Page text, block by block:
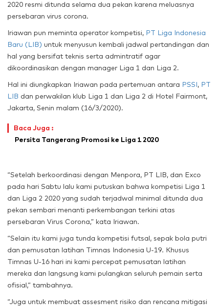
2020 resmi ditunda selama dua pekan karena meluasnya
persebaran virus corona.
Iriawan pun meminta operator kompetisi, PT Liga Indonesia
Baru (LIB) untuk menyusun kembali jadwal pertandingan dan
hal yang bersifat teknis serta admintratif agar
dikoordinasikan dengan manager Liga 1 dan Liga 2.
Hal ini diungkapkan Iriawan pada pertemuan antara PSSI, PT
LIB dan perwakilan klub Liga 1 dan Liga 2 di Hotel Fairmont,
Jakarta, Senin malam (16/3/2020).
Baca Juga :
Persita Tangerang Promosi ke Liga 1 2020
“Setelah berkoordinasi dengan Menpora, PT LIB, dan Exco
pada hari Sabtu lalu kami putuskan bahwa kompetisi Liga 1
dan Liga 2 2020 yang sudah terjadwal minimal ditunda dua
pekan sembari menanti perkembangan terkini atas
persebaran Virus Corona,” kata Iriawan.
“Selain itu kami juga tunda kompetisi futsal, sepak bola putri
dan pemusatan latihan Timnas Indonesia U-19. Khusus
Timnas U-16 hari ini kami percepat pemusatan latihan
mereka dan langsung kami pulangkan seluruh pemain serta
ofisial,” tambahnya.
“Juga untuk membuat assesment risiko dan rencana mitigasi